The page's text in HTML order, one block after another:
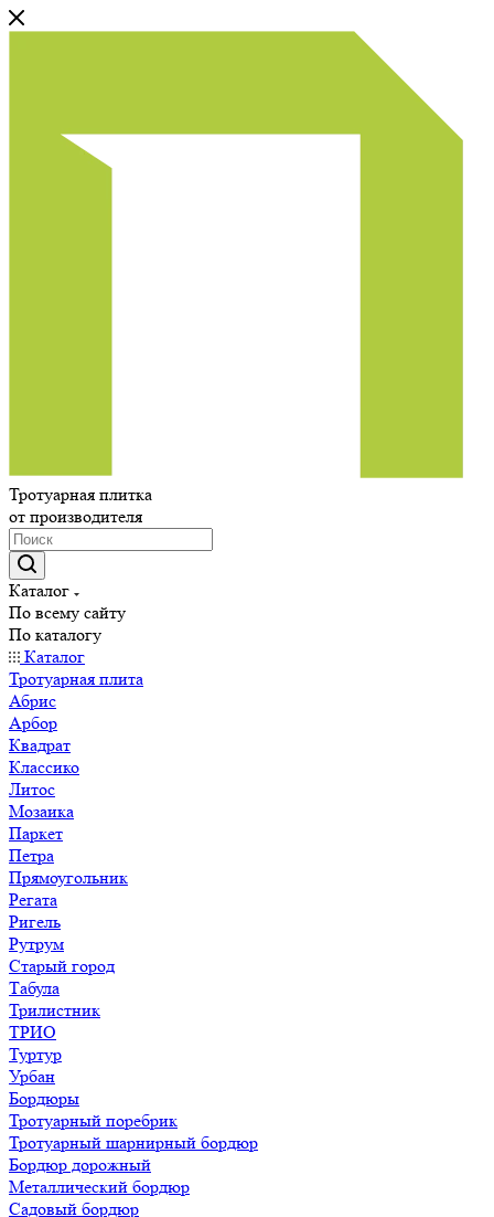
Тротуарная плитка
от производителя
Каталог
По всему сайту
По каталогу
Каталог
Тротуарная плита
Абрис
Арбор
Квадрат
Классико
Литос
Мозаика
Паркет
Петра
Прямоугольник
Регата
Ригель
Рутрум
Старый город
Табула
Трилистник
ТРИО
Туртур
Урбан
Бордюры
Тротуарный поребрик
Тротуарный шарнирный бордюр
Бордюр дорожный
Металлический бордюр
Садовый бордюр